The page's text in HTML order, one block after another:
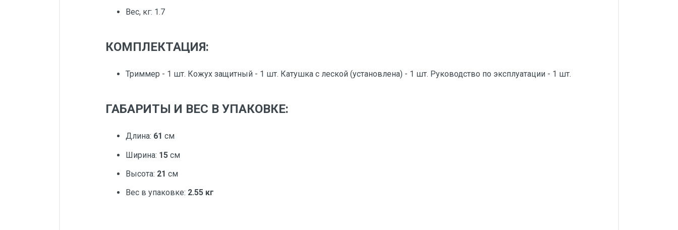
Вес, кг: 1.7
КОМПЛЕКТАЦИЯ:
Триммер - 1 шт. Кожух защитный - 1 шт. Катушка с леской (установлена) - 1 шт. Руководство по эксплуатации - 1 шт.
ГАБАРИТЫ И ВЕС В УПАКОВКЕ:
Длина: 61 см
Ширина: 15 см
Высота: 21 см
Вес в упаковке: 2.55 кг